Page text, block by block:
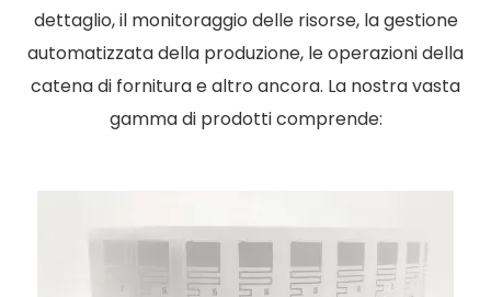
dettaglio, il monitoraggio delle risorse, la gestione
automatizzata della produzione, le operazioni della
catena di fornitura e altro ancora. La nostra vasta
gamma di prodotti comprende: